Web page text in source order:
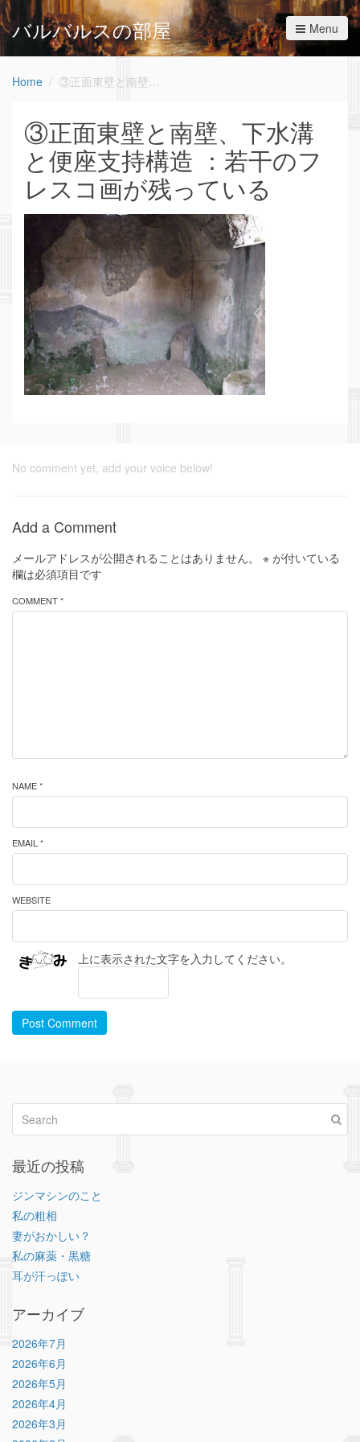
バルバルスの部屋 Menu
Home ③正面東壁と南壁、下水溝と便座支持構造 ：若干のフレスコ画が残っている
③正面東壁と南壁、下水溝
と便座支持構造 ：若干のフ
レスコ画が残っている
No comment yet, add your voice below!
Add a Comment
メールアドレスが公開されることはありません。 ※ が付いている
欄は必須項目です
COMMENT *
NAME *
EMAIL *
WEBSITE
上に表示された文字を入力してください。
Post Comment
最近の投稿
ジンマシンのこと
私の粗相
妻がおかしい？
私の麻薬・黒糖
耳が汗っぽい
アーカイブ
2026年7月
2026年6月
2026年5月
2026年4月
2026年3月